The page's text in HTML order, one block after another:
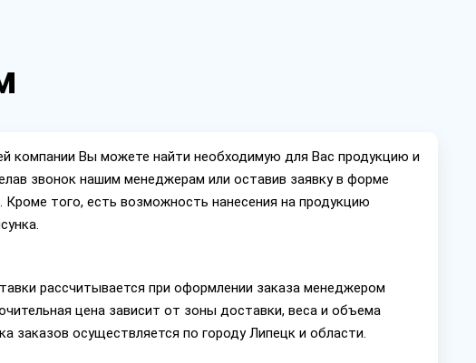
компании Вы можете найти необходимую для Вас продукцию и
звонок нашим менеджерам или оставив заявку в форме
Кроме того, есть возможность нанесения на продукцию
рассчитывается при оформлении заказа менеджером
цена зависит от зоны доставки, веса и объема
заказов осуществляется по городу Липецк и области.